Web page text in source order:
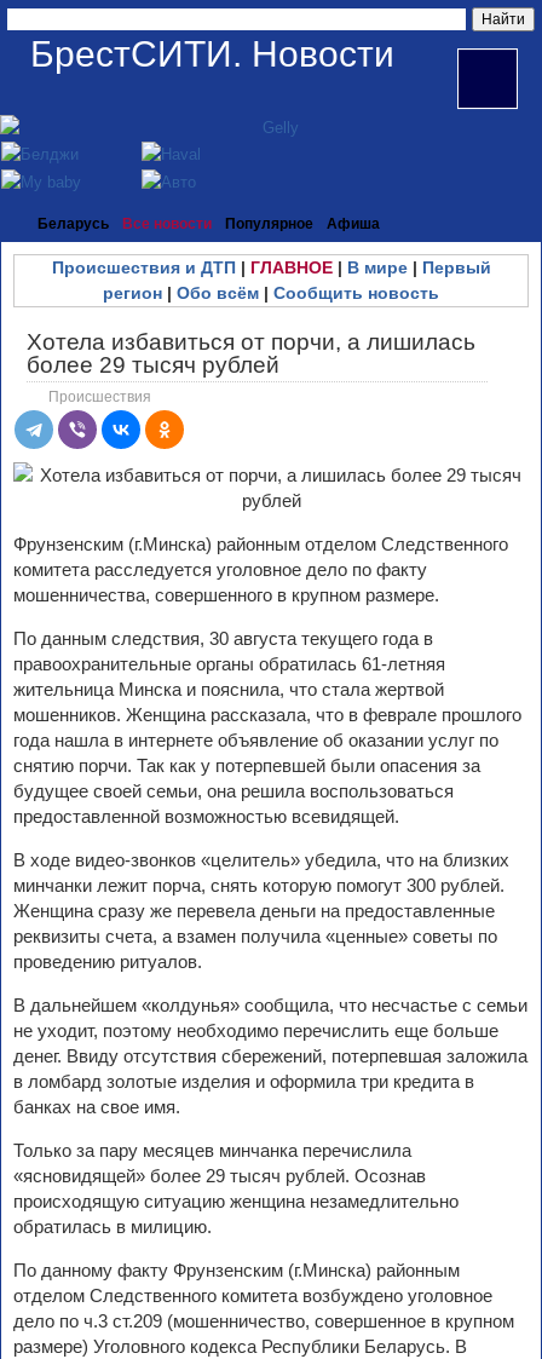
БрестСИТИ. Новости
Беларусь Все новости Популярное Афиша
Происшествия и ДТП| ГЛАВНОЕ| В мире| Первый
регион | Обо всём | Сообщить новость
Хотела избавиться от порчи, а лишилась
более 29 тысяч рублей
Происшествия
Фрунзенским (г.Минска) районным отделом Следственного
комитета расследуется уголовное дело по факту
мошенничества, совершенного в крупном размере.
По данным следствия, 30 августа текущего года в
правоохранительные органы обратилась 61-летняя
жительница Минска и пояснила, что стала жертвой
мошенников. Женщина рассказала, что в феврале прошлого
года нашла в интернете объявление об оказании услуг по
снятию порчи. Так как у потерпевшей были опасения за
будущее своей семьи, она решила воспользоваться
предоставленной возможностью всевидящей.
В ходе видео-звонков «целитель» убедила, что на близких
минчанки лежит порча, снять которую помогут 300 рублей.
Женщина сразу же перевела деньги на предоставленные
реквизиты счета, а взамен получила «ценные» советы по
проведению ритуалов.
В дальнейшем «колдунья» сообщила, что несчастье с семьи
не уходит, поэтому необходимо перечислить еще больше
денег. Ввиду отсутствия сбережений, потерпевшая заложила
в ломбард золотые изделия и оформила три кредита в
банках на свое имя.
Только за пару месяцев минчанка перечислила
«ясновидящей» более 29 тысяч рублей. Осознав
происходящую ситуацию женщина незамедлительно
обратилась в милицию.
По данному факту Фрунзенским (г.Минска) районным
отделом Следственного комитета возбуждено уголовное
дело по ч.3 ст.209 (мошенничество, совершенное в крупном
размере) Уголовного кодекса Республики Беларусь. В